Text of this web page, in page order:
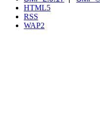
HTML5
RSS
WAP2